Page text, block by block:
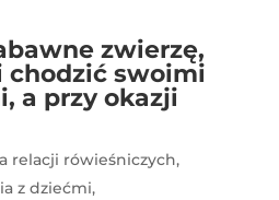
zwierzę,
chodzić swoimi
a przy okazji
relacji rówieśniczych,
z dziećmi,